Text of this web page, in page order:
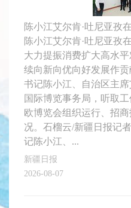
陈小江艾尔肯·吐尼亚孜
陈小江艾尔肯·吐尼亚孜
大力提振消费扩大高水
续向新向优向好发展作
书记陈小江、自治区主
国际博览事务局，听取
欧博览会组织运行、招
况。石榴云/新疆日报记
记陈小江、...
新疆日报
2026-08-07